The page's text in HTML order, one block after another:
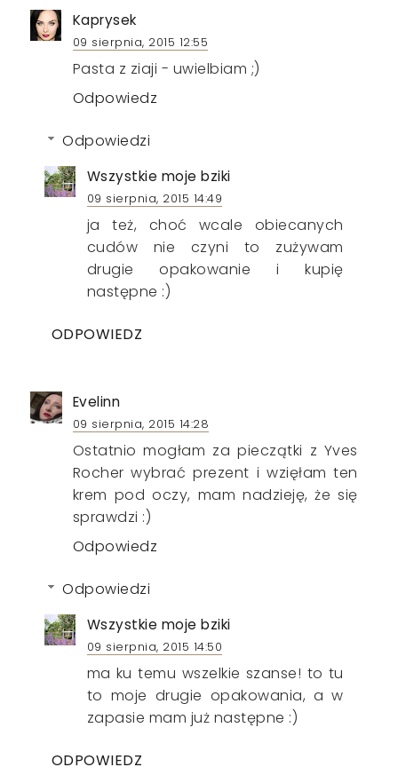
Kaprysek
09 sierpnia, 2015 12:55
Pasta z ziaji - uwielbiam ;)
Odpowiedz
Odpowiedzi
Wszystkie moje bziki
09 sierpnia, 2015 14:49
ja też, choć wcale obiecanych
cudów nie czyni to zużywam
drugie opakowanie i kupię
następne :)
ODPOWIEDZ
Evelinn
09 sierpnia, 2015 14:28
Ostatnio mogłam za pieczątki z Yves
Rocher wybrać prezent i wzięłam ten
krem pod oczy, mam nadzieję, że się
sprawdzi :)
Odpowiedz
Odpowiedzi
Wszystkie moje bziki
09 sierpnia, 2015 14:50
ma ku temu wszelkie szanse! to tu
to moje drugie opakowania, a w
zapasie mam już następne :)
ODPOWIEDZ